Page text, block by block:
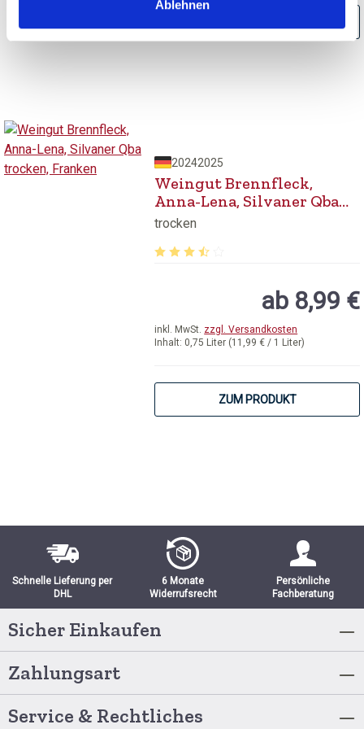
Ablehnen
20242025
Weingut Brennfleck,
Anna-Lena, Silvaner Qba
trocken, Franken
trocken
Inhalt: 0,75 Liter (11,99 € / 1 Liter)
inkl. MwSt. zzgl. Versandkosten
ab 8,99 €
ZUM PRODUKT
Schnelle Lieferung per
DHL
6 Monate
Widerrufsrecht
Persönliche
Fachberatung
Sicher Einkaufen
Zahlungsart
Service & Rechtliches